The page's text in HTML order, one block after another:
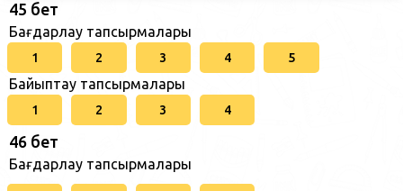
45 бет
Бағдарлау тапсырмалары
1 2 3 4 5
Байыптау тапсырмалары
1 2 3 4
46 бет
Бағдарлау тапсырмалары